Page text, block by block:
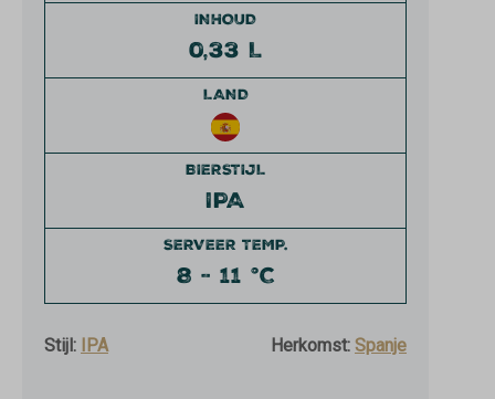
INHOUD
0,33 L
LAND
BIERSTIJL
IPA
SERVEER TEMP.
8 - 11 °C
Stijl: IPA Herkomst: Spanje